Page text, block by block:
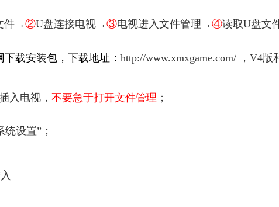
件→②U盘连接电视→③电视进入文件管理→④读取U盘文
载安装包，下载地址： http://www.xmxgame.com/ ，V4版
入电视， 不要急于打开文件管理 ；
设置”；